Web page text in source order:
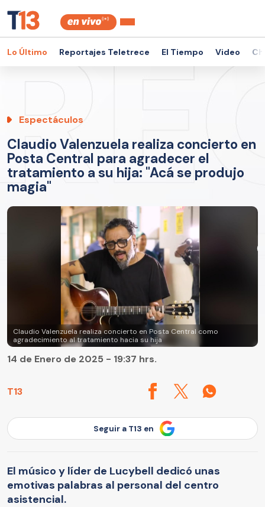
Lo Último Reportajes Teletrece El Tiempo Video
Espectáculos
Claudio Valenzuela realiza concierto en
Posta Central para agradecer el
tratamiento a su hija: "Acá se produjo
magia"
Claudio Valenzuela realiza concierto en Posta Central como
agradecimiento al tratamiento hacia su hija
T13
14 de Enero de 2025 - 19:37 hrs.
Seguir a T13 en
El músico y líder de Lucybell dedicó unas
emotivas palabras al personal del centro
asistencial.